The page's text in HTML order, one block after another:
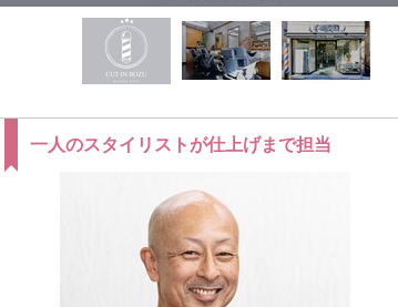
一人のスタイリストが仕上げまで担当